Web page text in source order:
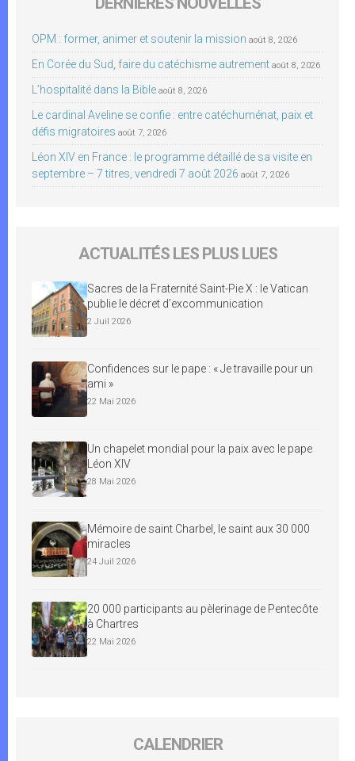
OPM : former, animer et soutenir la mission août 8, 2026
En Corée du Sud, faire du catéchisme autrement août 8, 2026
L’hospitalité dans la Bible août 8, 2026
Le cardinal Aveline se confie : entre catéchuménat, paix et
défis migratoires août 7, 2026
Léon XIV en France : le programme détaillé de sa visite en
septembre – 7 titres, vendredi 7 août 2026 août 7, 2026
ACTUALITÉS LES PLUS LUES
Sacres de la Fraternité Saint-Pie X : le Vatican
publie le décret d’excommunication
2 Juil 2026
Confidences sur le pape : « Je travaille pour un
ami »
22 Mai 2026
Un chapelet mondial pour la paix avec le pape
Léon XIV
28 Mai 2026
Mémoire de saint Charbel, le saint aux 30 000
miracles
24 Juil 2026
20 000 participants au pèlerinage de Pentecôte
à Chartres
22 Mai 2026
CALENDRIER